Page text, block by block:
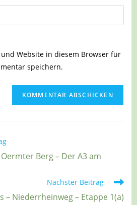
Website in diesem Browser für
speichern.
Berg – Der A3 am
Nächster Beitrag
– Niederrheinweg – Etappe 1(a)